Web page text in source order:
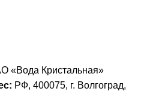
«Вода Кристальная»
РФ, 400075, г. Волгоград,